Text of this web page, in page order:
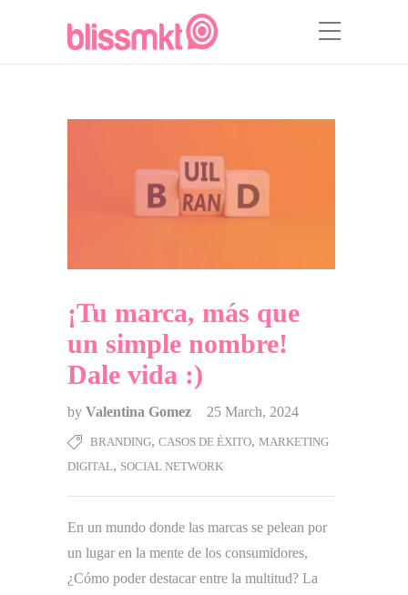
¡Tu marca, más que
un simple nombre!
Dale vida :)
by Valentina Gomez 25 March, 2024
BRANDING, CASOS DE ÉXITO, MARKETING
DIGITAL, SOCIAL NETWORK
En un mundo donde las marcas se pelean por
un lugar en la mente de los consumidores,
¿Cómo poder destacar entre la multitud? La